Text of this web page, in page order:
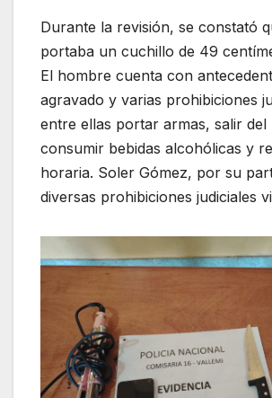
Durante la revisión, se constató
portaba un cuchillo de 49
El hombre cuenta con
agravado y varias prohibiciones
entre ellas portar armas, salir del
consumir bebidas alcohólicas y
horaria. Soler Gómez, por su
diversas prohibiciones judiciales